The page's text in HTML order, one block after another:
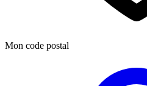
Mon code postal